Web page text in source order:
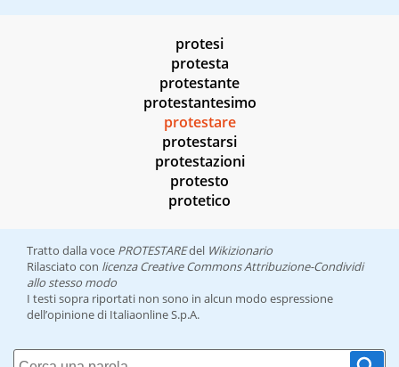
protesi
protesta
protestante
protestantesimo
protestare
protestarsi
protestazioni
protesto
protetico
Tratto dalla voce PROTESTAREdel Wikizionario
Rilasciato con licenza Creative Commons Attribuzione-Condividi
allo stesso modo
I testi sopra riportati non sono in alcun modo espressione
dell’opinione di Italiaonline S.p.A.